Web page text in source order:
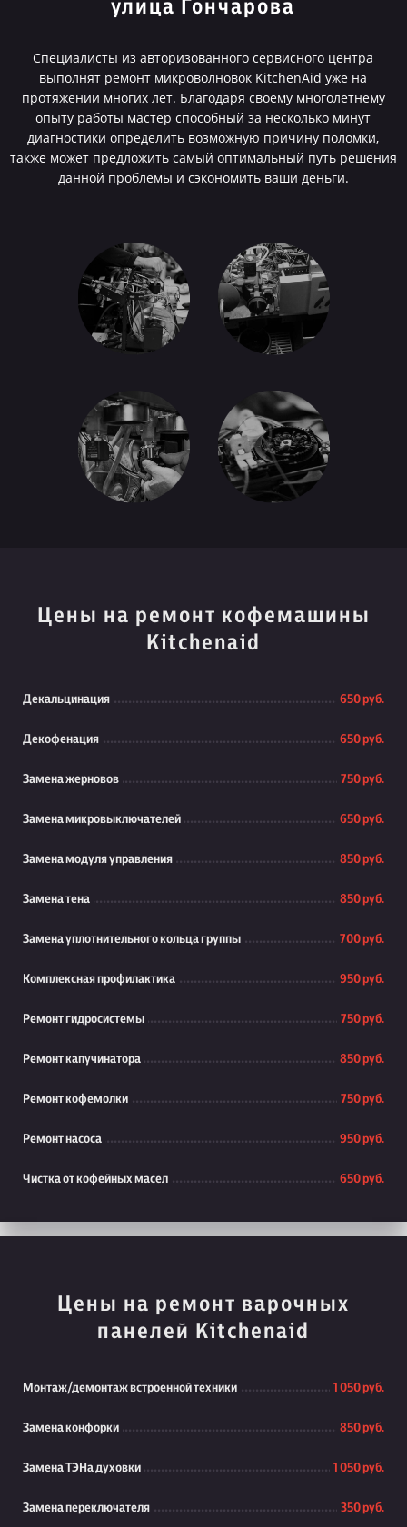
улица Гончарова
Специалисты из авторизованного сервисного центра
выполнят ремонт микроволновок KitchenAid уже на
протяжении многих лет. Благодаря своему многолетнему
опыту работы мастер способный за несколько минут
диагностики определить возможную причину поломки,
также может предложить самый оптимальный путь решения
данной проблемы и сэкономить ваши деньги.
Цены на ремонт кофемашины
Kitchenaid
Декальцинация 650 руб.
Декофенация 650 руб.
Замена жерновов 750 руб.
Замена микровыключателей 650 руб.
Замена модуля управления 850 руб.
Замена тена 850 руб.
Замена уплотнительного кольца группы 700 руб.
Комплексная профилактика 950 руб.
Ремонт гидросистемы 750 руб.
Ремонт капучинатора 850 руб.
Ремонт кофемолки 750 руб.
Ремонт насоса 950 руб.
Чистка от кофейных масел 650 руб.
Цены на ремонт варочных
панелей Kitchenaid
Монтаж/демонтаж встроенной техники 1 050 руб.
Замена конфорки 850 руб.
Замена ТЭНа духовки 1 050 руб.
Замена переключателя 350 руб.